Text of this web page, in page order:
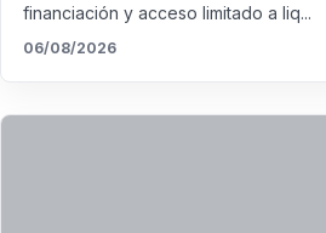
financiación y acceso limitado a liq...
06/08/2026